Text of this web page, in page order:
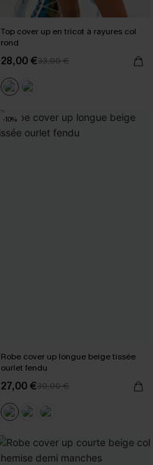
Top cover up en tricot à rayures col
rond
28,00 €33,00 €
-10%
Robe cover up longue beige tissée
ourlet fendu
27,00 €30,00 €